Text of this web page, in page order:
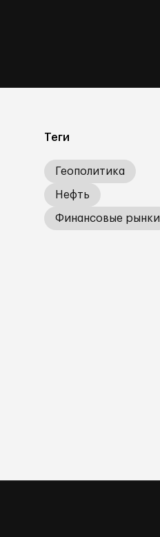
Теги
Геополитика
Нефть
Финансовые рынки